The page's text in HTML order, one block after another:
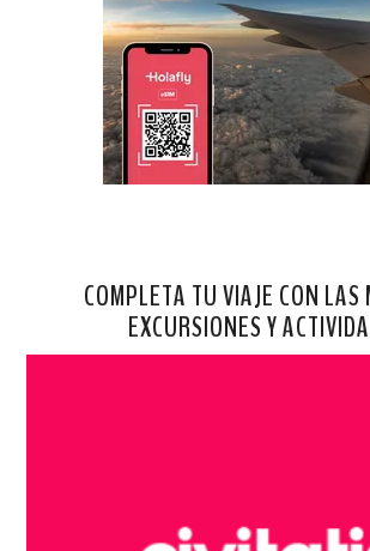
COMPLETA TU VIAJE CON LAS
EXCURSIONES Y